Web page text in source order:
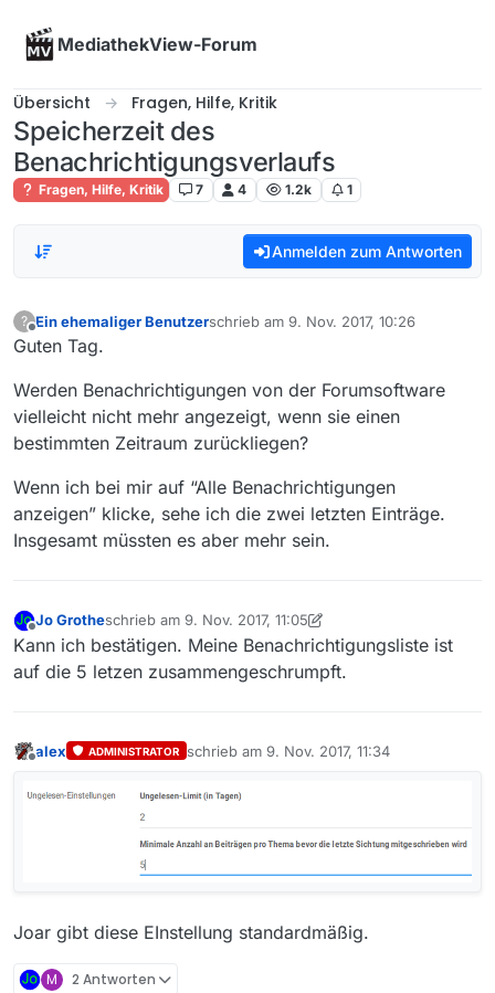
MediathekView-Forum
Übersicht Fragen, Hilfe, Kritik
Speicherzeit des
Benachrichtigungsverlaufs
Fragen, Hilfe, Kritik 7 4 1.2k 1
Anmelden zum Antworten
?
Offline
Ein ehemaliger Benutzerschrieb am 9. Nov. 2017, 10:26
zuletzt editiert von
Guten Tag.
Werden Benachrichtigungen von der Forumsoftware
vielleicht nicht mehr angezeigt, wenn sie einen
bestimmten Zeitraum zurückliegen?
Wenn ich bei mir auf “Alle Benachrichtigungen
anzeigen” klicke, sehe ich die zwei letzten Einträge.
Insgesamt müssten es aber mehr sein.
Offline
Jo Grotheschrieb am 9. Nov. 2017, 11:05
zuletzt editiert von Jo Grothe11. Sept. 2017, 22:47
Kann ich bestätigen. Meine Benachrichtigungsliste ist
auf die 5 letzen zusammengeschrumpft.
alex ADMINISTRATOR schrieb am 9. Nov. 2017, 11:34
zuletzt editiert von
Joar gibt diese EInstellung standardmäßig.
M 2 Antworten